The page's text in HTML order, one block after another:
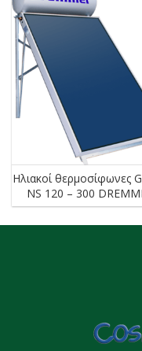
Ηλιακοί θερμοσίφωνες
NS 120 – 300